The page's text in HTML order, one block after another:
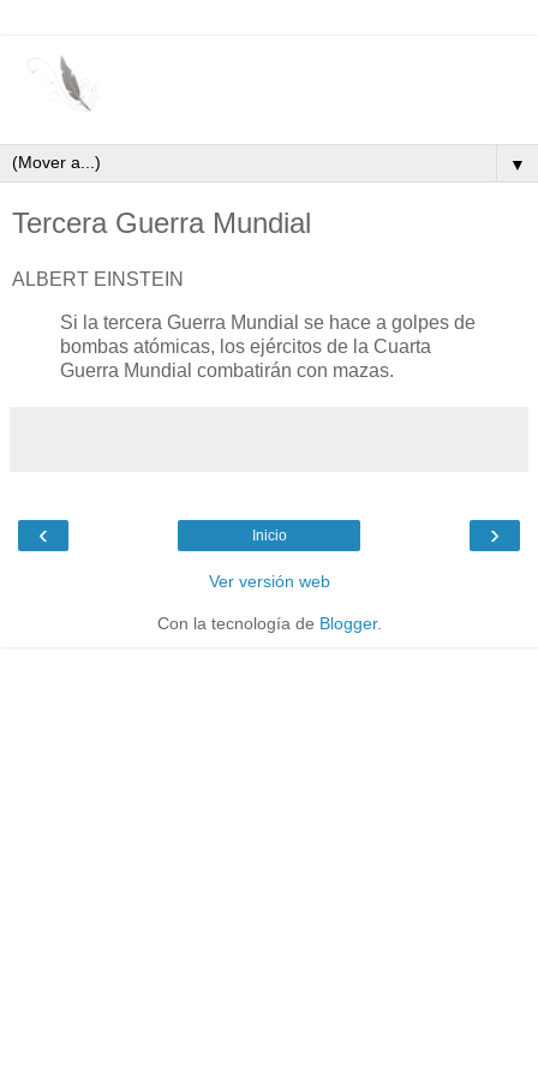
▼
Tercera Guerra Mundial
ALBERT EINSTEIN
Si la tercera Guerra Mundial se hace a golpes de
bombas atómicas, los ejércitos de la Cuarta
Guerra Mundial combatirán con mazas.
‹ ›
Inicio
Ver versión web
Con la tecnología de Blogger.